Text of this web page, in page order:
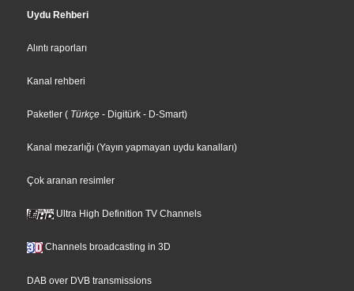
Uydu Rehberi
Alıntı raporları
Kanal rehberi
Paketler ( Türkçe - Digitürk - D-Smart)
Kanal mezarlığı (Yayın yapmayan uydu kanalları)
Çok aranan resimler
Ultra High Definition TV Channels
Channels broadcasting in 3D
DAB over DVB transmissions